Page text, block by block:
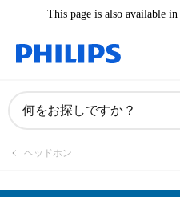
This page is also available in
何をお探しですか？
ヘッドホン